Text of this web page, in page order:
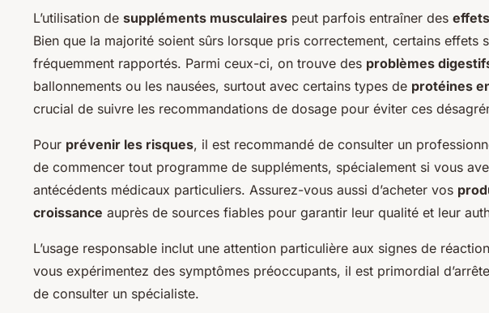
L’utilisation de suppléments musculaires peut parfois entraîner des
Bien que la majorité soient sûrs lorsque pris correctement, certains effets
fréquemment rapportés. Parmi ceux-ci, on trouve des problèmes
ballonnements ou les nausées, surtout avec certains types de protéines
crucial de suivre les recommandations de dosage pour éviter ces
Pour prévenir les risques, il est recommandé de consulter un
de commencer tout programme de suppléments, spécialement si vous
antécédents médicaux particuliers. Assurez-vous aussi d’acheter vos
croissance auprès de sources fiables pour garantir leur qualité et leur
L’usage responsable inclut une attention particulière aux signes de
vous expérimentez des symptômes préoccupants, il est primordial
de consulter un spécialiste.